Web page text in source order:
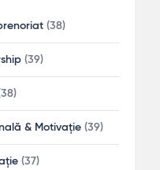
(38)
(39)
& Motivație (39)
(37)